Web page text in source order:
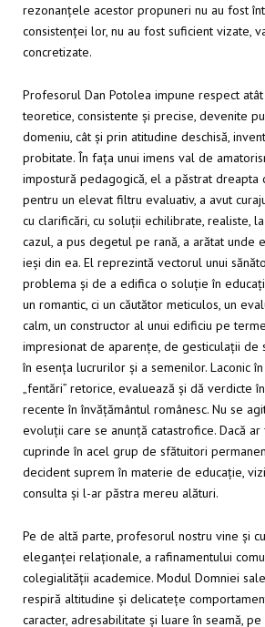
rezonanțele acestor propuneri nu au fost
consistenței lor, nu au fost suficient vizate,
concretizate.
Profesorul Dan Potolea impune respect
teoretice, consistente și precise, devenite
domeniu, cât și prin atitudine deschisă,
probitate. În fața unui imens val de
impostură pedagogică, el a păstrat dreapta
pentru un elevat filtru evaluativ, a avut
cu clarificări, cu soluții echilibrate, realiste,
cazul, a pus degetul pe rană, a arătat unde
ieși din ea. El reprezintă vectorul unui
problema și de a edifica o soluție în
un romantic, ci un căutător meticulos, un
calm, un constructor al unui edificiu pe
impresionat de aparențe, de gesticulații de
în esența lucrurilor și a semenilor. Laconic
„fentări” retorice, evaluează și dă verdicte
recente în învățământul românesc. Nu se
evoluții care se anunță catastrofice. Dacă
cuprinde în acel grup de sfătuitori
decident suprem în materie de educație,
consulta și l-ar păstra mereu alături.
Pe de altă parte, profesorul nostru vine și
eleganței relaționale, a rafinamentului
colegialității academice. Modul Domniei
respiră altitudine și delicatețe
caracter, adresabilitate și luare în seamă,